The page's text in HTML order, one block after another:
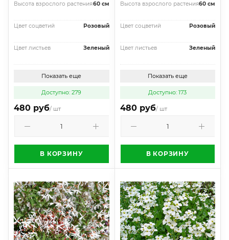
Высота взрослого растения60 см
Цвет соцветий Розовый
Цвет листьев Зеленый
Показать еще
Доступно: 279
480 руб/ шт
В КОРЗИНУ
Высота взрослого растения60 см
Цвет соцветий Розовый
Цвет листьев Зеленый
Показать еще
Доступно: 173
480 руб/ шт
В КОРЗИНУ